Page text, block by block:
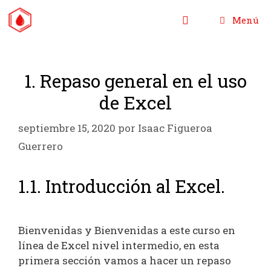
Saltar
contenido
Menú
1. Repaso general en el uso
de Excel
septiembre 15, 2020 por Isaac Figueroa
Guerrero
1.1. Introducción al Excel.
Bienvenidas y Bienvenidas a este curso en
línea de Excel nivel intermedio, en esta
primera sección vamos a hacer un repaso